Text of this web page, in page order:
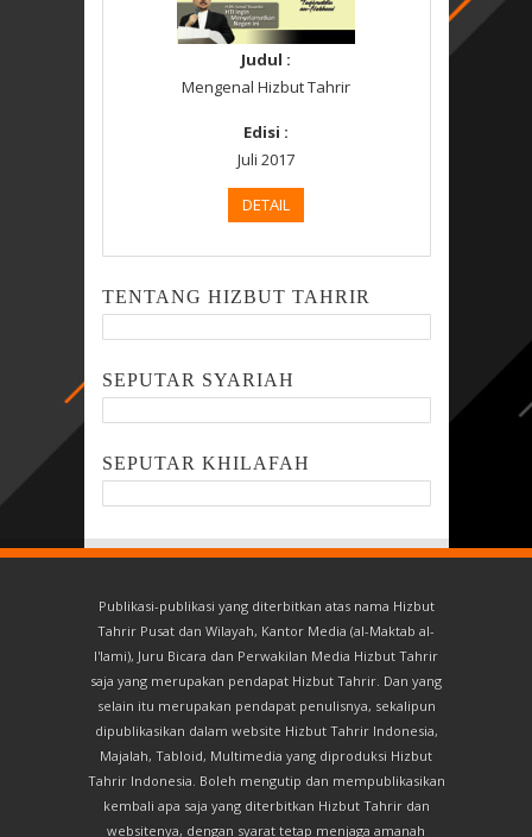
Judul :
Mengenal Hizbut Tahrir
Edisi :
Juli 2017
DETAIL
TENTANG HIZBUT TAHRIR
SEPUTAR SYARIAH
SEPUTAR KHILAFAH
Publikasi-publikasi yang diterbitkan atas nama Hizbut
Tahrir Pusat dan Wilayah, Kantor Media (al-Maktab al-
I'lami), Juru Bicara dan Perwakilan Media Hizbut Tahrir
saja yang merupakan pendapat Hizbut Tahrir. Dan yang
selain itu merupakan pendapat penulisnya, sekalipun
dipublikasikan dalam website Hizbut Tahrir Indonesia,
Majalah, Tabloid, Multimedia yang diproduksi Hizbut
Tahrir Indonesia. Boleh mengutip dan mempublikasikan
kembali apa saja yang diterbitkan Hizbut Tahrir dan
websitenya, dengan syarat tetap menjaga amanah